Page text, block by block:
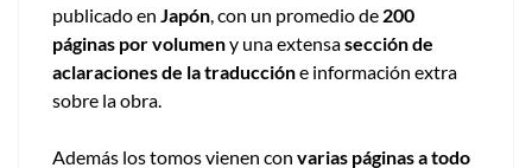
publicado en Japón, con un promedio de 200
páginas por volumeny una extensasección de
aclaraciones de la traduccióne información extra
sobre la obra.
Además los tomos vienen con varias páginas a todo